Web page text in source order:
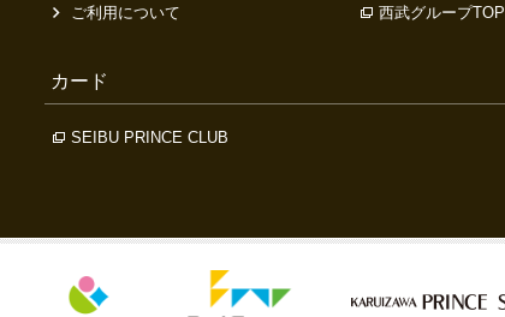
ご利用について 西武グループTOP
カード
SEIBU PRINCE CLUB